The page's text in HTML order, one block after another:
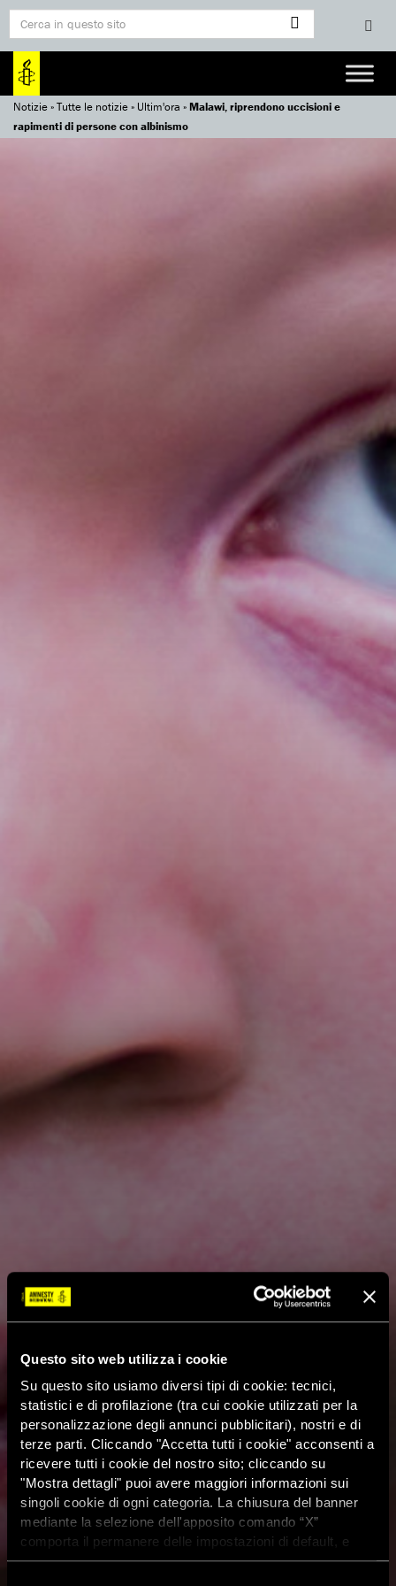
Questo sito web utilizza i cookie
Su questo sito usiamo diversi tipi di cookie: tecnici,
statistici e di profilazione (tra cui cookie utilizzati per la
personalizzazione degli annunci pubblicitari), nostri e di
terze parti. Cliccando "Accetta tutti i cookie" acconsenti a
ricevere tutti i cookie del nostro sito; cliccando su
"Mostra dettagli" puoi avere maggiori informazioni sui
singoli cookie di ogni categoria. La chiusura del banner
mediante la selezione dell'apposito comando “X”
comporta il permanere delle impostazioni di default, e
dunque la continuazione della navigazione con i cookie
Notizie»Tutte le notizie» Ultim'ora »Malawi, riprendono uccisioni e
rapimenti di persone con albinismo